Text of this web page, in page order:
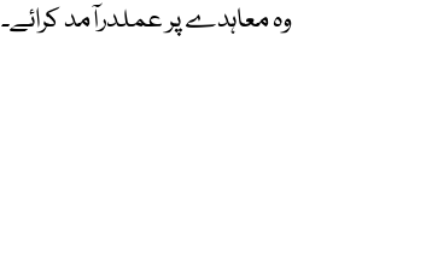
وہ معاہدے پر عملدرآمد کرائے۔